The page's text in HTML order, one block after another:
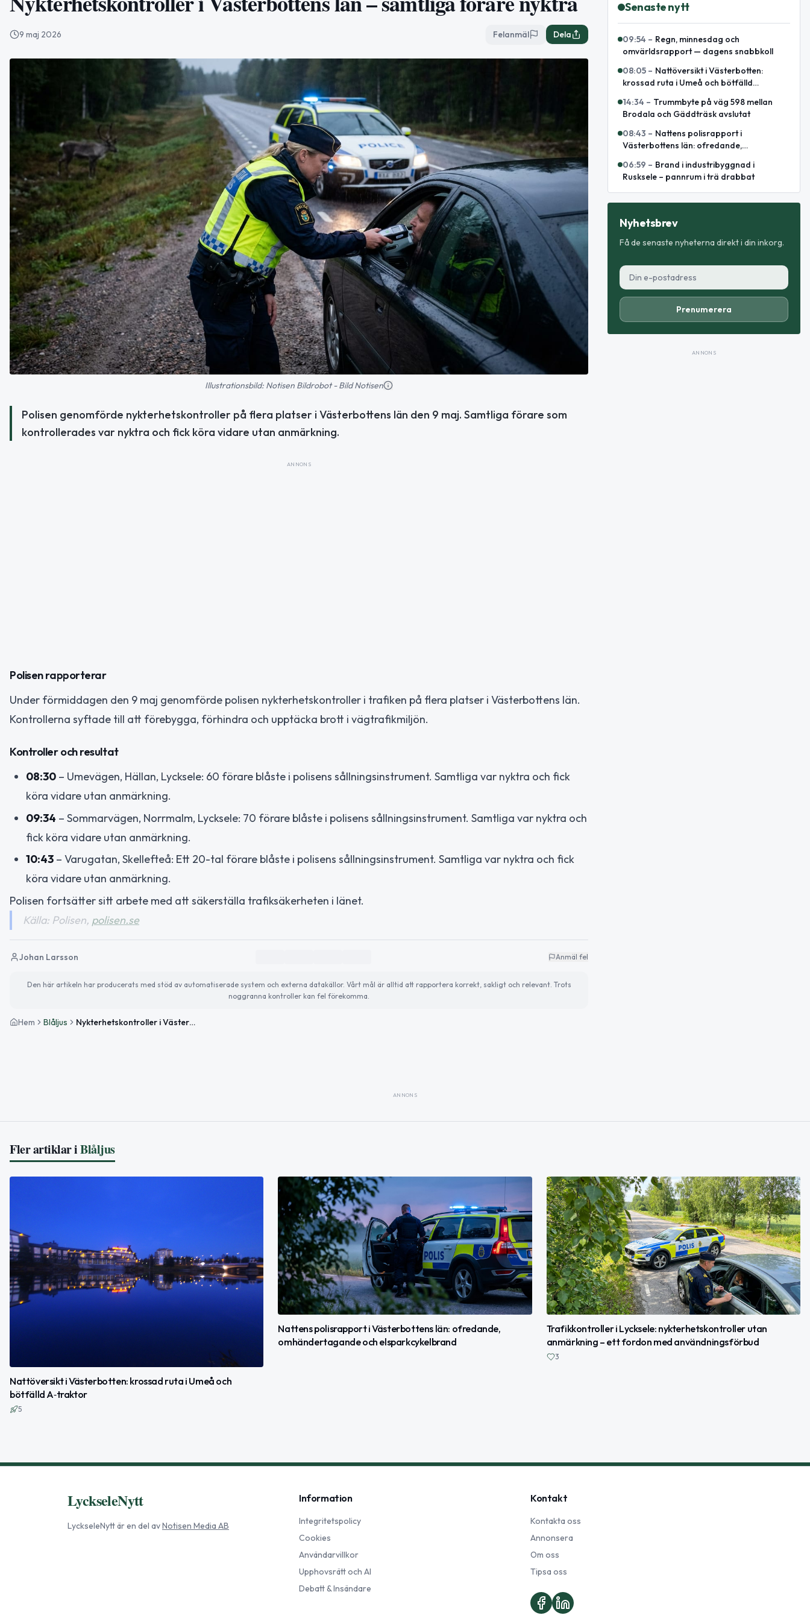
9 maj 2026 Felanmäl Dela
Illustrationsbild: Notisen Bildrobot - Bild Notisen
Polisen genomförde nykterhetskontroller på flera platser i Västerbottens län den 9 maj. Samtliga förare som
kontrollerades var nyktra och fick köra vidare utan anmärkning.
ANNONS
Polisen rapporterar
Under förmiddagen den 9 maj genomförde polisen nykterhetskontroller i trafiken på flera platser i Västerbottens län.
Kontrollerna syftade till att förebygga, förhindra och upptäcka brott i vägtrafikmiljön.
Kontroller och resultat
08:30 – Umevägen, Hällan, Lycksele: 60 förare blåste i polisens sållningsinstrument. Samtliga var nyktra och fick
köra vidare utan anmärkning.
09:34 – Sommarvägen, Norrmalm, Lycksele: 70 förare blåste i polisens sållningsinstrument. Samtliga var nyktra och
fick köra vidare utan anmärkning.
10:43 – Varugatan, Skellefteå: Ett 20-tal förare blåste i polisens sållningsinstrument. Samtliga var nyktra och fick
köra vidare utan anmärkning.
Polisen fortsätter sitt arbete med att säkerställa trafiksäkerheten i länet.
Källa: Polisen, polisen.se
Johan Larsson Anmäl fel
Den här artikeln har producerats med stöd av automatiserade system och externa datakällor. Vårt mål är alltid att rapportera korrekt, sakligt och relevant. Trots
noggranna kontroller kan fel förekomma.
Hem Blåljus Nykterhetskontroller i Västerbottens län – samtliga förare nyktra
Senaste nytt
09:54 – Regn, minnesdag och
omvärldsrapport — dagens snabbkoll
08:05 – Nattöversikt i Västerbotten:
krossad ruta i Umeå och bötfälld
14:34 – Trummbyte på väg 598 mellan
Brodala och Gäddträsk avslutat
08:43 – Nattens polisrapport i
Västerbottens län: ofredande,
06:59 – Brand i industribyggnad i
Rusksele – pannrum i trä drabbat
Nyhetsbrev
Få de senaste nyheterna direkt i din inkorg.
Prenumerera
ANNONS
ANNONS
Fler artiklar iBlåljus
Nattöversikt i Västerbotten: krossad ruta i Umeå och
bötfälld A‑traktor
5
Nattens polisrapport i Västerbottens län: ofredande,
omhändertagande och elsparkcykelbrand
Trafikkontroller i Lycksele: nykterhetskontroller utan
anmärkning – ett fordon med användningsförbud
3
LyckseleNytt
LyckseleNyttär en del avNotisen Media AB
Information
Integritetspolicy
Cookies
Användarvillkor
Upphovsrätt och AI
Debatt & Insändare
Kontakt
Kontakta oss
Annonsera
Om oss
Tipsa oss